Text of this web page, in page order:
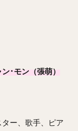
･モン（張萌）
ー、歌手、ピア